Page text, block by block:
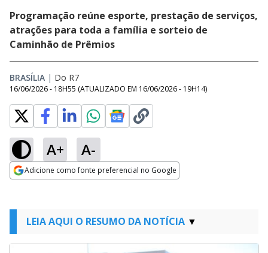
Programação reúne esporte, prestação de serviços,
atrações para toda a família e sorteio de
Caminhão de Prêmios
BRASÍLIA | Do R7
16/06/2026 - 18H55 (ATUALIZADO EM 16/06/2026 - 19H14)
A+ A-
Adicione como fonte preferencial no Google
LEIA AQUI O RESUMO DA NOTÍCIA